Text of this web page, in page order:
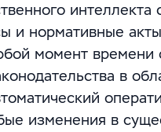
и нормативные
момент времени
в
изменения в